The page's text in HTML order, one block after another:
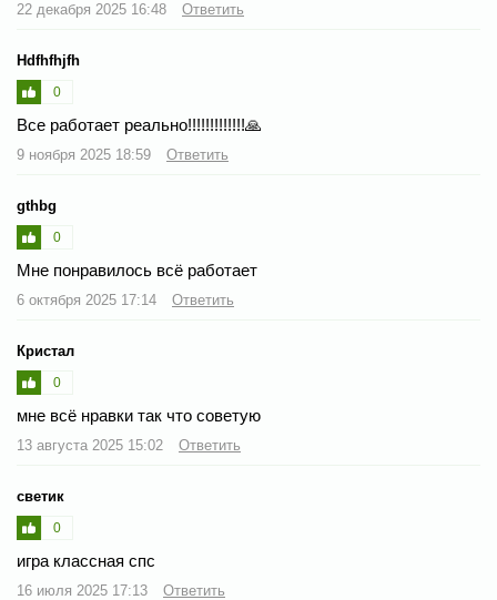
22 декабря 2025 16:48 Ответить
Hdfhfhjfh
0
Все работает реально!!!!!!!!!!!!!🙏
9 ноября 2025 18:59 Ответить
gthbg
0
Мне понравилось всё работает
6 октября 2025 17:14 Ответить
Кристал
0
мне всё нравки так что советую
13 августа 2025 15:02 Ответить
светик
0
игра классная спс
16 июля 2025 17:13 Ответить